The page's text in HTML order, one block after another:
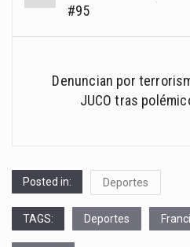
navigation
#95
Denuncian por
JUCO tras
Posted in: Deportes
TAGS: Deportes